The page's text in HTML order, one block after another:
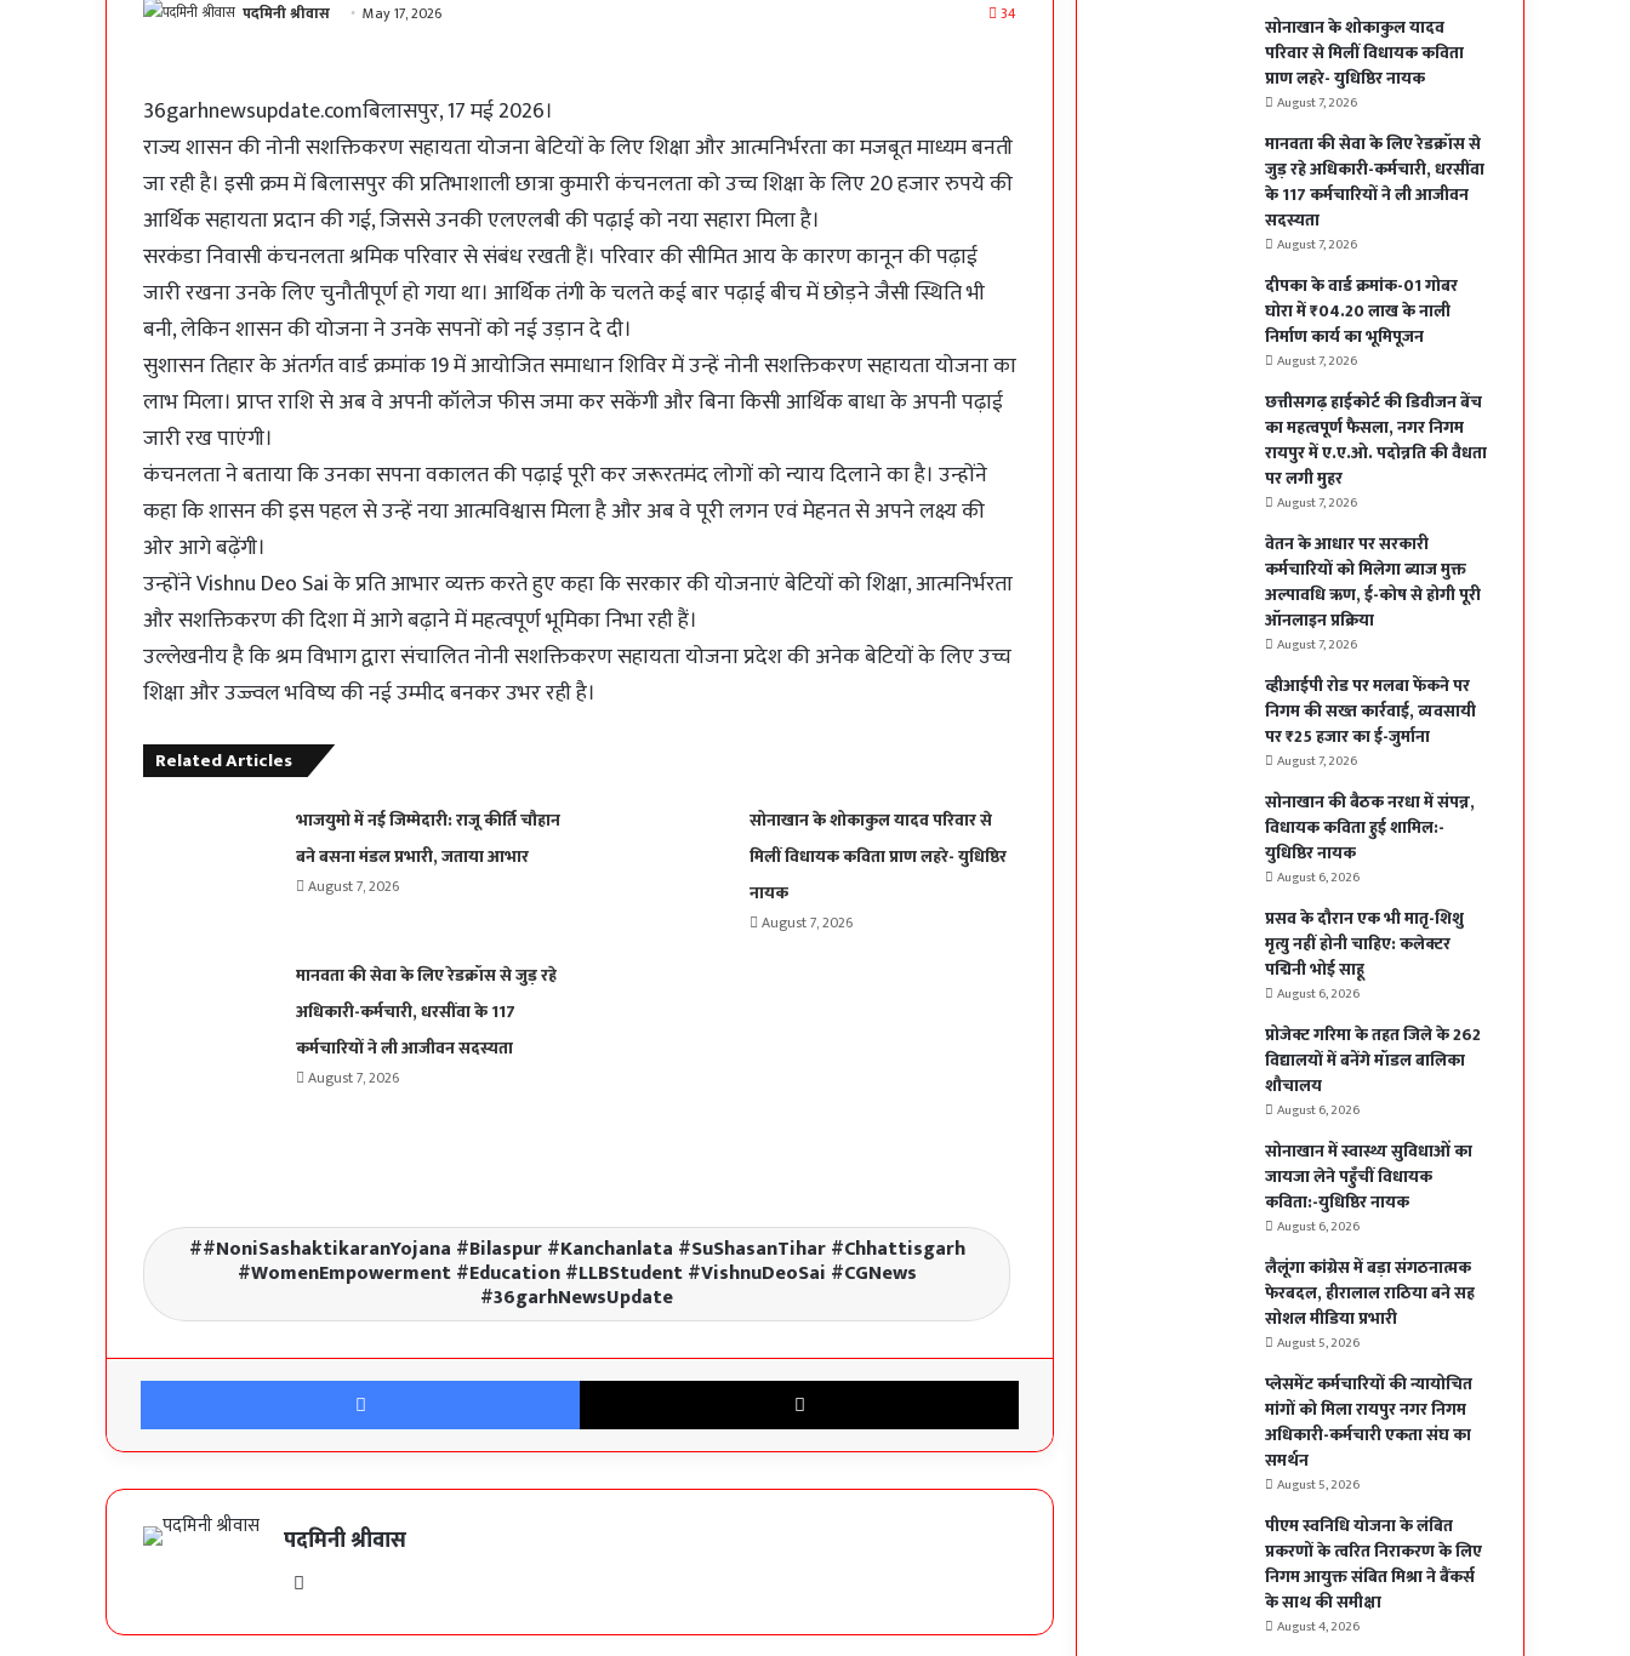
पदमिनी श्रीवास May 17, 2026 34
36garhnewsupdate.comबिलासपुर, 17 मई 2026।
राज्य शासन की नोनी सशक्तिकरण सहायता योजना बेटियों के लिए शिक्षा और आत्मनिर्भरता का मजबूत माध्यम बनती
जा रही है। इसी क्रम में बिलासपुर की प्रतिभाशाली छात्रा कुमारी कंचनलता को उच्च शिक्षा के लिए 20 हजार रुपये की
आर्थिक सहायता प्रदान की गई, जिससे उनकी एलएलबी की पढ़ाई को नया सहारा मिला है।
सरकंडा निवासी कंचनलता श्रमिक परिवार से संबंध रखती हैं। परिवार की सीमित आय के कारण कानून की पढ़ाई
जारी रखना उनके लिए चुनौतीपूर्ण हो गया था। आर्थिक तंगी के चलते कई बार पढ़ाई बीच में छोड़ने जैसी स्थिति भी
बनी, लेकिन शासन की योजना ने उनके सपनों को नई उड़ान दे दी।
सुशासन तिहार के अंतर्गत वार्ड क्रमांक 19 में आयोजित समाधान शिविर में उन्हें नोनी सशक्तिकरण सहायता योजना का
लाभ मिला। प्राप्त राशि से अब वे अपनी कॉलेज फीस जमा कर सकेंगी और बिना किसी आर्थिक बाधा के अपनी पढ़ाई
जारी रख पाएंगी।
कंचनलता ने बताया कि उनका सपना वकालत की पढ़ाई पूरी कर जरूरतमंद लोगों को न्याय दिलाने का है। उन्होंने
कहा कि शासन की इस पहल से उन्हें नया आत्मविश्वास मिला है और अब वे पूरी लगन एवं मेहनत से अपने लक्ष्य की
ओर आगे बढ़ेंगी।
उन्होंने Vishnu Deo Sai के प्रति आभार व्यक्त करते हुए कहा कि सरकार की योजनाएं बेटियों को शिक्षा, आत्मनिर्भरता
और सशक्तिकरण की दिशा में आगे बढ़ाने में महत्वपूर्ण भूमिका निभा रही हैं।
उल्लेखनीय है कि श्रम विभाग द्वारा संचालित नोनी सशक्तिकरण सहायता योजना प्रदेश की अनेक बेटियों के लिए उच्च
शिक्षा और उज्ज्वल भविष्य की नई उम्मीद बनकर उभर रही है।
Related Articles
भाजयुमो में नई जिम्मेदारी: राजू कीर्ति चौहान
बने बसना मंडल प्रभारी, जताया आभार
August 7, 2026
सोनाखान के शोकाकुल यादव परिवार से
मिलीं विधायक कविता प्राण लहरे- युधिष्ठिर
नायक
August 7, 2026
मानवता की सेवा के लिए रेडक्रॉस से जुड़ रहे
अधिकारी-कर्मचारी, धरसींवा के 117
कर्मचारियों ने ली आजीवन सदस्यता
August 7, 2026
#NoniSashaktikaranYojana #Bilaspur #Kanchanlata #SuShasanTihar #Chhattisgarh
#WomenEmpowerment #Education #LLBStudent #VishnuDeoSai #CGNews
#36garhNewsUpdate
Facebook X
पदमिनी श्रीवास
विधायक कविता:-युधिष्ठिर नायक
लैलूंगा कांग्रेस में बड़ा संगठनात्मक फेरबदल, हीरालाल
राठिया बने सह सोशल मीडिया प्रभारी
के नाली निर्माण कार्य का भूमिपूजन
सोनाखान के शोकाकुल यादव
परिवार से मिलीं विधायक कविता
प्राण लहरे- युधिष्ठिर नायक
August 7, 2026
मानवता की सेवा के लिए रेडक्रॉस से
जुड़ रहे अधिकारी-कर्मचारी, धरसींवा
के 117 कर्मचारियों ने ली आजीवन
सदस्यता
August 7, 2026
दीपका के वार्ड क्रमांक-01 गोबर
घोरा में ₹04.20 लाख के नाली
निर्माण कार्य का भूमिपूजन
August 7, 2026
छत्तीसगढ़ हाईकोर्ट की डिवीजन बेंच
का महत्वपूर्ण फैसला, नगर निगम
रायपुर में ए.ए.ओ. पदोन्नति की वैधता
पर लगी मुहर
August 7, 2026
वेतन के आधार पर सरकारी
कर्मचारियों को मिलेगा ब्याज मुक्त
अल्पावधि ऋण, ई-कोष से होगी पूरी
ऑनलाइन प्रक्रिया
August 7, 2026
व्हीआईपी रोड पर मलबा फेंकने पर
निगम की सख्त कार्रवाई, व्यवसायी
पर ₹25 हजार का ई-जुर्माना
August 7, 2026
सोनाखान की बैठक नरधा में संपन्न,
विधायक कविता हुई शामिल:-
युधिष्ठिर नायक
August 6, 2026
प्रसव के दौरान एक भी मातृ-शिशु
मृत्यु नहीं होनी चाहिए: कलेक्टर
पद्मिनी भोई साहू
August 6, 2026
प्रोजेक्ट गरिमा के तहत जिले के 262
विद्यालयों में बनेंगे मॉडल बालिका
शौचालय
August 6, 2026
सोनाखान में स्वास्थ्य सुविधाओं का
जायजा लेने पहुँचीं विधायक
कविता:-युधिष्ठिर नायक
August 6, 2026
लैलूंगा कांग्रेस में बड़ा संगठनात्मक
फेरबदल, हीरालाल राठिया बने सह
सोशल मीडिया प्रभारी
August 5, 2026
प्लेसमेंट कर्मचारियों की न्यायोचित
मांगों को मिला रायपुर नगर निगम
अधिकारी-कर्मचारी एकता संघ का
समर्थन
August 5, 2026
पीएम स्वनिधि योजना के लंबित
प्रकरणों के त्वरित निराकरण के लिए
निगम आयुक्त संबित मिश्रा ने बैंकर्स
के साथ की समीक्षा
August 4, 2026